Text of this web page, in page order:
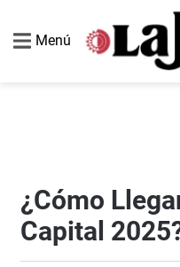
Menú
¿Cómo
Capital